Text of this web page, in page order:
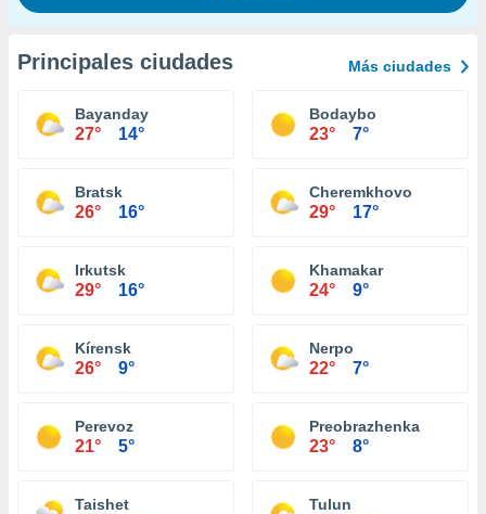
Principales ciudades Más ciudades
Bayanday
27° 14°
Bodaybo
23° 7°
Bratsk
26° 16°
Cheremkhovo
29° 17°
Irkutsk
29° 16°
Khamakar
24° 9°
Kírensk
26° 9°
Nerpo
22° 7°
Perevoz
21° 5°
Preobrazhenka
23° 8°
Taishet Tulun